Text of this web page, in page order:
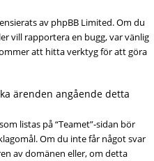
av phpBB Limited. Om du
vill rapportera en bugg, var vänlig
att hitta verktyg för att göra
ärenden angående detta
listas på “Teamet”-sidan bör
Om du inte får något svar
av domänen eller, om detta